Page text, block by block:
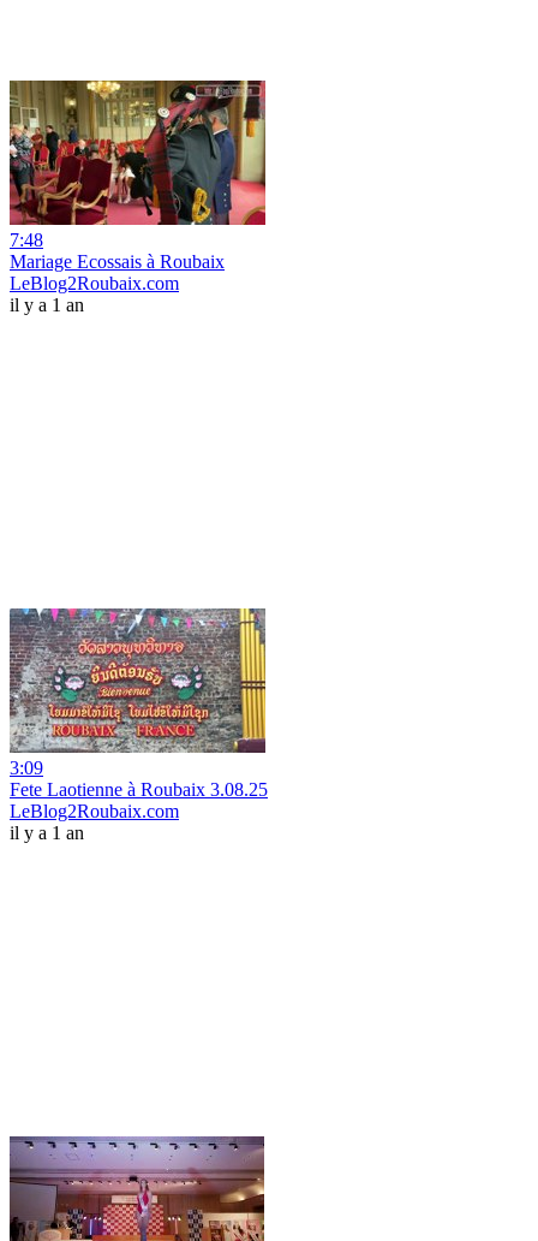
7:48
Mariage Ecossais à Roubaix
LeBlog2Roubaix.com
il y a 1 an
3:09
Fete Laotienne à Roubaix 3.08.25
LeBlog2Roubaix.com
il y a 1 an